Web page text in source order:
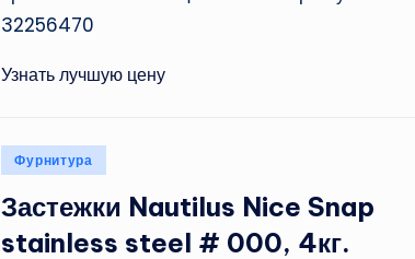
32256470
Узнать лучшую цену
Опубликовано
Фурнитура
Застежки Nautilus Nice Snap
stainless steel # 000, 4кг.